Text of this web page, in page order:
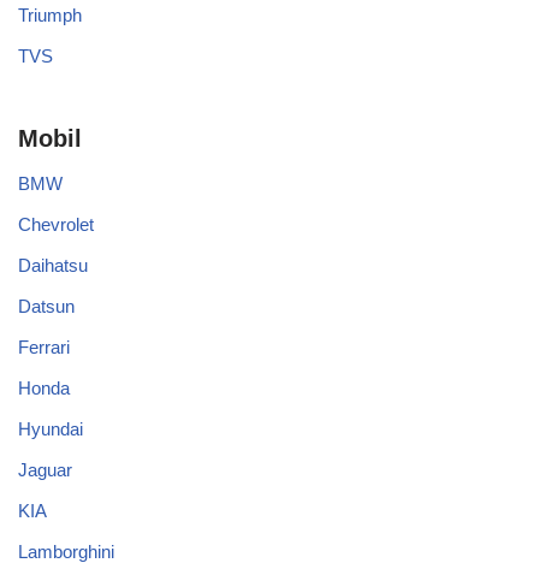
Triumph
TVS
Mobil
BMW
Chevrolet
Daihatsu
Datsun
Ferrari
Honda
Hyundai
Jaguar
KIA
Lamborghini